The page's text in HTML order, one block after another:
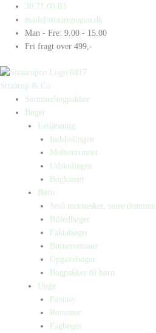
indholdet
30 71 00 03
mail@straarupogco.dk
Man - Fre: 9.00 - 15.00
Fri fragt over 499,-
Straarup & Co
Sommerbogpakker
Bøger
Letlæsning
Indskolingen
Mellemtrinnet
Udskolingen
Bogkasser
Børn
Små mennesker, store drømme
Billedbøger
Faktabøger
Børneromaner
Opgavebøger
Bogpakker til børn
Unge
Fantasy
Romaner
Fagbøger
Products
search
Products
search